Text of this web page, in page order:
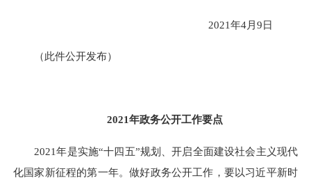
2021年4月9日
（此件公开发布）
2021年政务公开工作要点
2021年是实施“十四五”规划、开启全面建设社会主义现代
化国家新征程的第一年。做好政务公开工作，要以习近平新时